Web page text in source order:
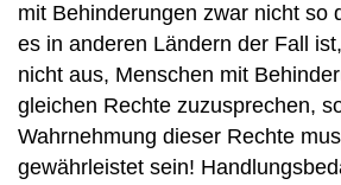
mit Behinderungen zwar nicht so
es in anderen Ländern der Fall
nicht aus, Menschen mit
gleichen Rechte zuzusprechen,
Wahrnehmung dieser Rechte
gewährleistet sein!